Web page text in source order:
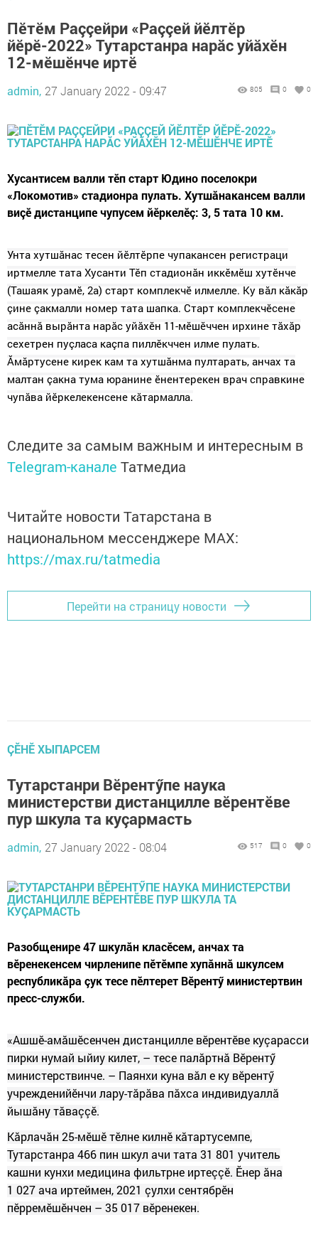
Пӗтӗм Раççейри «Раççей йӗлтӗр
йӗрӗ-2022» Тутарстанра нарăс уйăхӗн
12-мӗшӗнче иртӗ
admin, 27 January 2022 - 09:47 805 0 0
Хусантисем валли тӗп старт Юдино поселокри
«Локомотив» стадионра пулать. Хутшăнакансем валли
виçӗ дистанципе чупусем йӗркелӗç: 3, 5 тата 10 км.
Унта хутшăнас тесен йӗлтӗрпе чупакансен регистраци
иртмелле тата Хусанти Тӗп стадионăн иккӗмӗш хутӗнче
(Ташаяк урамӗ, 2а) старт комплекчӗ илмелле. Ку вăл кăкăр
çине çакмалли номер тата шапка. Старт комплекчӗсене
асăннă вырăнта нарăс уйăхӗн 11-мӗшӗччен ирхине тăхăр
сехетрен пуçласа каçпа пиллӗкччен илме пулать.
Ăмăртусене кирек кам та хутшăнма пултарать, анчах та
малтан çакна тума юранине ӗнентерекен врач справкине
чупăва йӗркелекенсене кăтармалла.
Следите за самым важным и интересным в
Telegram-канале Татмедиа
Читайте новости Татарстана в
национальном мессенджере MАХ:
https://max.ru/tatmedia
Перейти на страницу новости
ÇӖНӖ ХЫПАРСЕМ
Тутарстанри Вӗрентӳпе наука
министерстви дистанцилле вӗрентӗве
пур шкула та куçармасть
admin, 27 January 2022 - 08:04 517 0 0
Разобщенире 47 шкулăн класӗсем, анчах та
вӗренекенсем чирленипе пӗтӗмпе хупăннă шкулсем
республикăра çук тесе пӗлтерет Вӗрентӳ министертвин
пресс-служби.
«Ашшӗ-амăшӗсенчен дистанцилле вӗрентӗве куçарасси
пирки нумай ыйиу килет, – тесе палăртнă Вӗрентӳ
министерствинче. – Паянхи куна вăл е ку вӗрентӳ
учрежденийӗнчи лару-тăрăва пăхса индивидуаллă
йышăну тăваççӗ.
Кăрлачăн 25-мӗшӗ тӗлне килнӗ кăтартусемпе,
Тутарстанра 466 пин шкул ачи тата 31 801 учитель
кашни кунхи медицина фильтрне иртеççӗ. Ӗнер ăна
1 027ача иртеймен,2021 çулхи сентябрӗн
пӗрремӗшӗнчен – 35 017 вӗренекен.